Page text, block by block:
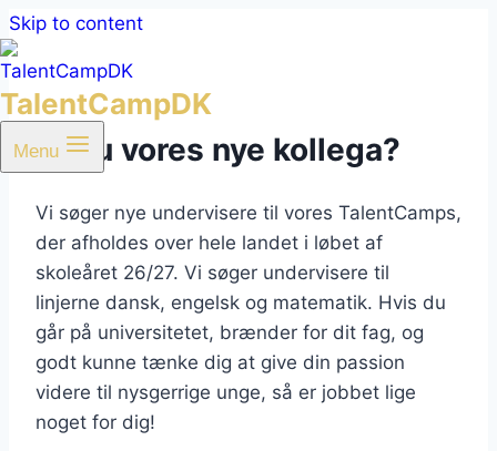
Skip to content
TalentCampDK
MenuEr du vores nye kollega?
Vi søger nye undervisere til vores TalentCamps,
der afholdes over hele landet i løbet af
skoleåret 26/27. Vi søger undervisere til
linjerne dansk, engelsk og matematik. Hvis du
går på universitetet, brænder for dit fag, og
godt kunne tænke dig at give din passion
videre til nysgerrige unge, så er jobbet lige
noget for dig!